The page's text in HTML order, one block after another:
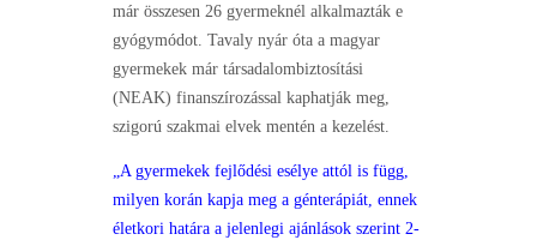
már összesen 26 gyermeknél alkalmazták e
gyógymódot. Tavaly nyár óta a magyar
gyermekek már társadalombiztosítási
(NEAK) finanszírozással kaphatják meg,
szigorú szakmai elvek mentén a kezelést.
„A gyermekek fejlődési esélye attól is függ,
milyen korán kapja meg a génterápiát, ennek
életkori határa a jelenlegi ajánlások szerint 2-